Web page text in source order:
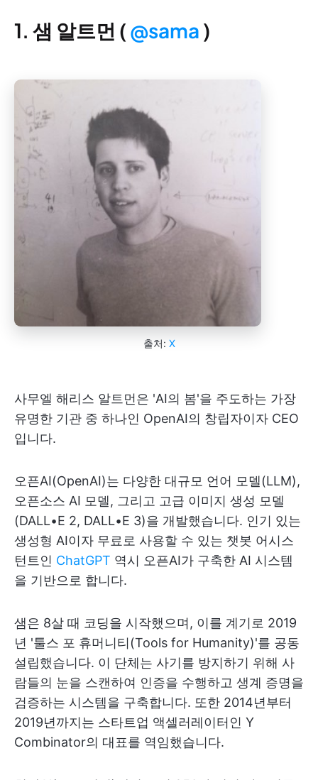
1. 샘 알트먼 ( @sama )
출처: X
사무엘 해리스 알트먼은 'AI의 봄'을 주도하는 가장
유명한 기관 중 하나인 OpenAI의 창립자이자 CEO
입니다.
오픈AI(OpenAI)는 다양한 대규모 언어 모델(LLM),
오픈소스 AI 모델, 그리고 고급 이미지 생성 모델
(DALL•E 2, DALL•E 3)을 개발했습니다. 인기 있는
생성형 AI이자 무료로 사용할 수 있는 챗봇 어시스
턴트인 ChatGPT 역시 오픈AI가 구축한 AI 시스템
을 기반으로 합니다.
샘은 8살 때 코딩을 시작했으며, 이를 계기로 2019
년 '툴스 포 휴머니티(Tools for Humanity)'를 공동
설립했습니다. 이 단체는 사기를 방지하기 위해 사
람들의 눈을 스캔하여 인증을 수행하고 생계 증명을
검증하는 시스템을 구축합니다. 또한 2014년부터
2019년까지는 스타트업 액셀러레이터인 Y
Combinator의 대표를 역임했습니다.